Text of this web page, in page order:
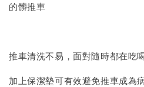
的髒推車
推車清洗不易，面對隨時都在吃
加上保潔墊可有效避免推車成為